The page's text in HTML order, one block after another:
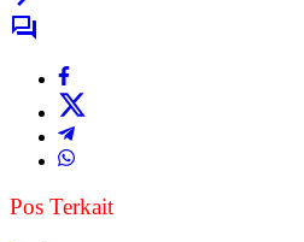
Pos Terkait